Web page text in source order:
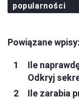
popularności
Powiązane wpisy:
Ile
Odkryj
Ile zarabia